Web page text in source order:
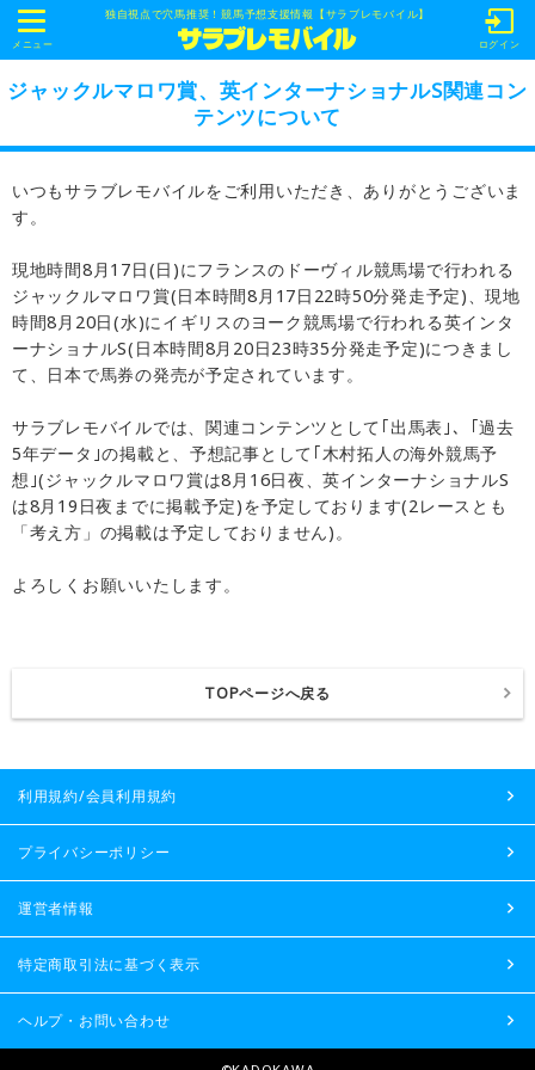
独自視点で穴馬推奨！競馬予想支援情報【サラブレモバイル】
t
o
g
g
l
a
i
a
i
o
n
メニュー ログイン
ジャックルマロワ賞、英インターナショナルS関連コン
テンツについて
いつもサラブレモバイルをご利用いただき、ありがとうございま
す。
現地時間8月17日(日)にフランスのドーヴィル競馬場で行われる
ジャックルマロワ賞(日本時間8月17日22時50分発走予定)、現地
時間8月20日(水)にイギリスのヨーク競馬場で行われる英インタ
ーナショナルS(日本時間8月20日23時35分発走予定)につきまし
て、日本で馬券の発売が予定されています。
サラブレモバイルでは、関連コンテンツとして｢出馬表｣、｢過去
5年データ｣の掲載と、予想記事として｢木村拓人の海外競馬予
想｣(ジャックルマロワ賞は8月16日夜、英インターナショナルS
は8月19日夜までに掲載予定)を予定しております(2レースとも
「考え方」の掲載は予定しておりません)。
よろしくお願いいたします。
TOPページへ戻る
利用規約/会員利用規約
プライバシーポリシー
運営者情報
特定商取引法に基づく表示
ヘルプ・お問い合わせ